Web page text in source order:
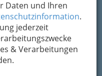
Daten und Ihren
.
jederzeit
& Verarbeitungen
dieser Stelle zur
ein sicheres
nach dem
Mail an das
- Installationen